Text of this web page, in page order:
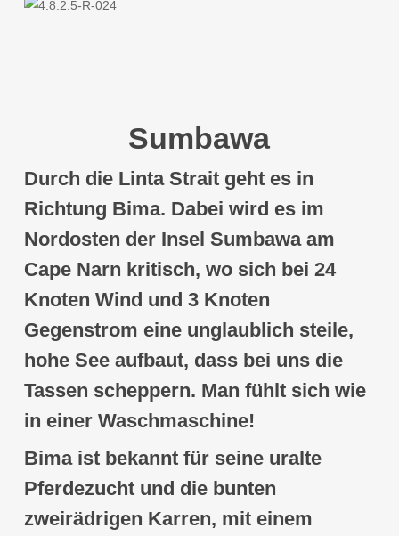
Sumbawa
Durch die Linta Strait geht es in
Richtung Bima. Dabei wird es im
Nordosten der Insel Sumbawaam
Cape Narn kritisch, wo sich bei 24
Knoten Wind und 3 Knoten
Gegenstrom eine unglaublich steile,
hohe Seeaufbaut, dass bei uns die
Tassen scheppern. Man fühlt sich wie
in einer Waschmaschine!
Bimaist bekannt für seine uralte
Pferdezuchtund die bunten
zweirädrigen Karren, mit einem